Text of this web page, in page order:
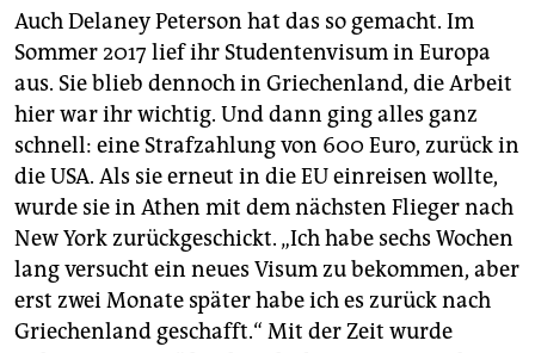
Auch Delaney Peterson hat das so gemacht. Im
Sommer 2017 lief ihr Studentenvisum in Europa
aus. Sie blieb dennoch in Griechenland, die Arbeit
hier war ihr wichtig. Und dann ging alles ganz
schnell: eine Strafzahlung von 600 Euro, zurück in
die USA. Als sie erneut in die EU einreisen wollte,
wurde sie in Athen mit dem nächsten Flieger nach
New York zurückgeschickt. „Ich habe sechs Wochen
lang versucht ein neues Visum zu bekommen, aber
erst zwei Monate später habe ich es zurück nach
Griechenland geschafft.“ Mit der Zeit wurde